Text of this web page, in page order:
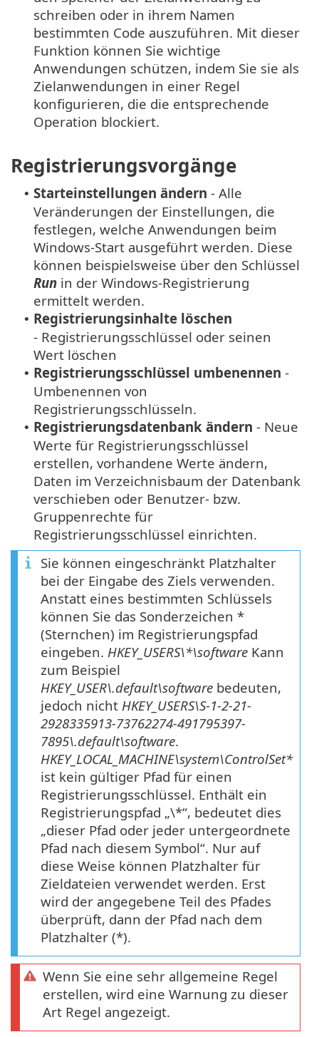
schreiben oder in ihrem Namen
bestimmten Code auszuführen. Mit dieser
Funktion können Sie wichtige
Anwendungen schützen, indem Sie sie als
Zielanwendungen in einer Regel
konfigurieren, die die entsprechende
Operation blockiert.
Registrierungsvorgänge
• Starteinstellungen ändern - Alle
Veränderungen der Einstellungen, die
festlegen, welche Anwendungen beim
Windows-Start ausgeführt werden. Diese
können beispielsweise über den Schlüssel
Run in der Windows-Registrierung
ermittelt werden.
• Registrierungsinhalte löschen
- Registrierungsschlüssel oder seinen
Wert löschen
• Registrierungsschlüssel umbenennen -
Umbenennen von
Registrierungsschlüsseln.
• Registrierungsdatenbank ändern - Neue
Werte für Registrierungsschlüssel
erstellen, vorhandene Werte ändern,
Daten im Verzeichnisbaum der Datenbank
verschieben oder Benutzer- bzw.
Gruppenrechte für
Registrierungsschlüssel einrichten.
Sie können eingeschränkt Platzhalter
bei der Eingabe des Ziels verwenden.
Anstatt eines bestimmten Schlüssels
können Sie das Sonderzeichen *
(Sternchen) im Registrierungspfad
eingeben. HKEY_USERS\*\software Kann
zum Beispiel
HKEY_USER\.default\software bedeuten,
jedoch nicht HKEY_USERS\S-1-2-21-
2928335913-73762274-491795397-
7895\.default\software.
HKEY_LOCAL_MACHINE\system\ControlSet*
ist kein gültiger Pfad für einen
Registrierungsschlüssel. Enthält ein
Registrierungspfad „\*“, bedeutet dies
„dieser Pfad oder jeder untergeordnete
Pfad nach diesem Symbol“. Nur auf
diese Weise können Platzhalter für
Zieldateien verwendet werden. Erst
wird der angegebene Teil des Pfades
überprüft, dann der Pfad nach dem
Platzhalter (*).
Wenn Sie eine sehr allgemeine Regel
erstellen, wird eine Warnung zu dieser
Art Regel angezeigt.